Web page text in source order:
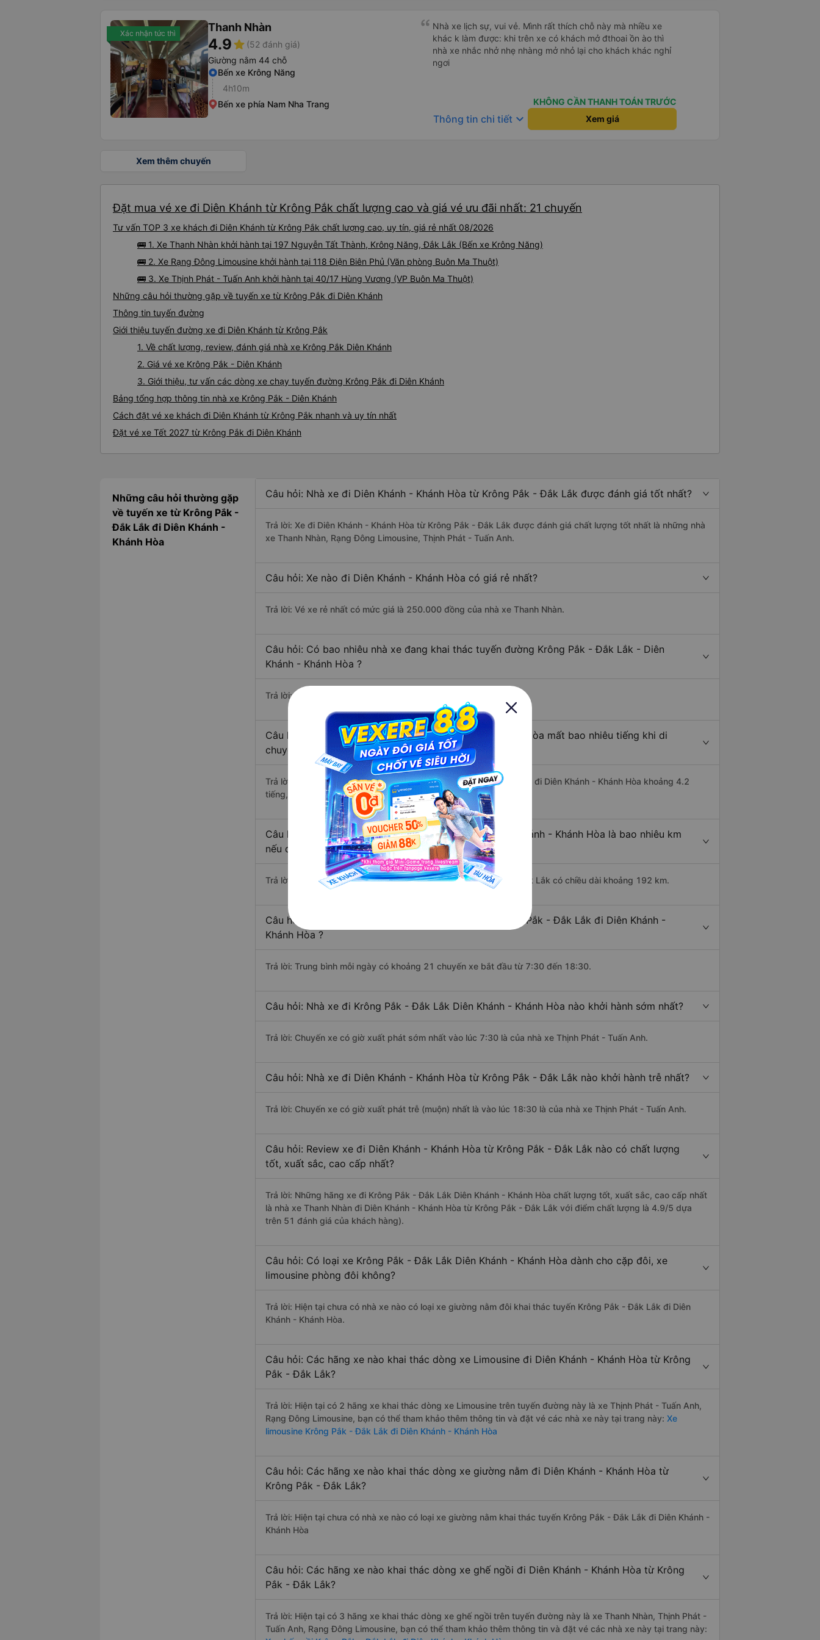
lớn: lịch sự, thân thiện và hỗ trợ khách khá chu đáo, từ việc
hướng dẫn lên xuống xe đến nhắc nhở điểm dừng. Nhìn
chung, Thịnh Phát – Tuấn Anh là một nhà xe có chất lượng
ổn định, dịch vụ tốt, phù hợp để lựa chọn cho những chuyến
Xác nhận tức thì Thanh Nhàn
4.9star (52 đánh giá)
Giường nằm 44 chỗ
Bến xe Krông Năng
4h10m
Bến xe phía Nam Nha Trang
Nhà xe lịch sự, vui vẻ. Mình rất thích chỗ này mà nhiều xe
khác k làm được: khi trên xe có khách mở đthoai ồn ào thì
nhà xe nhắc nhở nhẹ nhàng mở nhỏ lại cho khách khác nghỉ
ngơi
KHÔNG CẦN THANH TOÁN TRƯỚC
Thông tin chi tiết keyboard_arrow_down Xem giá
Xem thêm chuyến
Đặt mua vé xe đi Diên Khánh từ Krông Pắk chất lượng cao và giá vé ưu đãi nhất: 21 chuyến
Tư vấn TOP 3 xe khách đi Diên Khánh từ Krông Pắk chất lượng cao, uy tín, giá rẻ nhất 08/2026
🚌 1. Xe Thanh Nhàn khởi hành tại 197 Nguyễn Tất Thành, Krông Năng, Đắk Lắk (Bến xe Krông Năng)
🚌 2. Xe Rạng Đông Limousine khởi hành tại 118 Điện Biên Phủ (Văn phòng Buôn Ma Thuột)
🚌 3. Xe Thịnh Phát - Tuấn Anh khởi hành tại 40/17 Hùng Vương (VP Buôn Ma Thuột)
Những câu hỏi thường gặp về tuyến xe từ Krông Pắk đi Diên Khánh
Thông tin tuyến đường
Giới thiệu tuyến đường xe đi Diên Khánh từ Krông Pắk
1. Về chất lượng, review, đánh giá nhà xe Krông Pắk Diên Khánh
2. Giá vé xe Krông Pắk - Diên Khánh
3. Giới thiệu, tư vấn các dòng xe chạy tuyến đường Krông Pắk đi Diên Khánh
Bảng tổng hợp thông tin nhà xe Krông Pắk - Diên Khánh
Cách đặt vé xe khách đi Diên Khánh từ Krông Pắk nhanh và uy tín nhất
Đặt vé xe Tết 2027 từ Krông Pắk đi Diên Khánh
Những câu hỏi thường gặp
về tuyến xe từ Krông Pắk -
Đắk Lắk đi Diên Khánh -
Khánh Hòa
Câu hỏi: Nhà xe đi Diên Khánh - Khánh Hòa từ Krông Pắk - Đắk Lắk được đánh giá tốt nhất?
Trả lời: Xe đi Diên Khánh - Khánh Hòa từ Krông Pắk - Đắk Lắk được đánh giá chất lượng tốt nhất là những nhà
xe Thanh Nhàn, Rạng Đông Limousine, Thịnh Phát - Tuấn Anh.
Câu hỏi: Xe nào đi Diên Khánh - Khánh Hòa có giá rẻ nhất?
Trả lời: Vé xe rẻ nhất có mức giá là 250.000 đồng của nhà xe Thanh Nhàn.
Câu hỏi: Có bao nhiêu nhà xe đang khai thác tuyến đường Krông Pắk - Đắk Lắk - Diên
Khánh - Khánh Hòa ?
Trả lời: Hiện tại có 3 nhà xe khai thác tuyến đường.
Câu hỏi: Từ Krông Pắk - Đắk Lắk đi Diên Khánh - Khánh Hòa mất bao nhiêu tiếng khi di
chuyển bằng xe khách?
Trả lời: Thời gian di chuyển bằng xe khách từ Krông Pắk - Đắk Lắk đi Diên Khánh - Khánh Hòa khoảng 4.2
tiếng, nếu mật độ giao thông thuận lợi.
Câu hỏi: Khoảng cách từ Krông Pắk - Đắk Lắk đi Diên Khánh - Khánh Hòa là bao nhiêu km
nếu di chuyển bằng xe khách?
Trả lời: Đoạn đường đi Diên Khánh - Khánh Hòa từ Krông Pắk - Đắk Lắk có chiều dài khoảng 192 km.
Câu hỏi: Mỗi ngày có bao nhiêu chuyến xe khách Krông Pắk - Đắk Lắk đi Diên Khánh -
Khánh Hòa ?
Trả lời: Trung bình mỗi ngày có khoảng 21 chuyến xe bắt đầu từ 7:30 đến 18:30.
Câu hỏi: Nhà xe đi Krông Pắk - Đắk Lắk Diên Khánh - Khánh Hòa nào khởi hành sớm nhất?
Trả lời: Chuyến xe có giờ xuất phát sớm nhất vào lúc 7:30 là của nhà xe Thịnh Phát - Tuấn Anh.
Câu hỏi: Nhà xe đi Diên Khánh - Khánh Hòa từ Krông Pắk - Đắk Lắk nào khởi hành trễ nhất?
Trả lời: Chuyến xe có giờ xuất phát trễ (muộn) nhất là vào lúc 18:30 là của nhà xe Thịnh Phát - Tuấn Anh.
Câu hỏi: Review xe đi Diên Khánh - Khánh Hòa từ Krông Pắk - Đắk Lắk nào có chất lượng
tốt, xuất sắc, cao cấp nhất?
Trả lời: Những hãng xe đi Krông Pắk - Đắk Lắk Diên Khánh - Khánh Hòa chất lượng tốt, xuất sắc, cao cấp nhất
là nhà xe Thanh Nhàn đi Diên Khánh - Khánh Hòa từ Krông Pắk - Đắk Lắk với điểm chất lượng là 4.9/5 dựa
trên 51 đánh giá của khách hàng).
Câu hỏi: Có loại xe Krông Pắk - Đắk Lắk Diên Khánh - Khánh Hòa dành cho cặp đôi, xe
limousine phòng đôi không?
Trả lời: Hiện tại chưa có nhà xe nào có loại xe giường nằm đôi khai thác tuyến Krông Pắk - Đắk Lắk đi Diên
Khánh - Khánh Hòa.
Câu hỏi: Các hãng xe nào khai thác dòng xe Limousine đi Diên Khánh - Khánh Hòa từ Krông
Pắk - Đắk Lắk?
Trả lời: Hiện tại có 2 hãng xe khai thác dòng xe Limousine trên tuyến đường này là xe Thịnh Phát - Tuấn Anh,
Rạng Đông Limousine, bạn có thể tham khảo thêm thông tin và đặt vé các nhà xe này tại trang này: Xe
limousine Krông Pắk - Đắk Lắk đi Diên Khánh - Khánh Hòa
Câu hỏi: Các hãng xe nào khai thác dòng xe giường nằm đi Diên Khánh - Khánh Hòa từ
Krông Pắk - Đắk Lắk?
Trả lời: Hiện tại chưa có nhà xe nào có loại xe giường nằm khai thác tuyến Krông Pắk - Đắk Lắk đi Diên Khánh -
Khánh Hòa
Câu hỏi: Các hãng xe nào khai thác dòng xe ghế ngồi đi Diên Khánh - Khánh Hòa từ Krông
Pắk - Đắk Lắk?
Trả lời: Hiện tại có 3 hãng xe khai thác dòng xe ghế ngồi trên tuyến đường này là xe Thanh Nhàn, Thịnh Phát -
Tuấn Anh, Rạng Đông Limousine, bạn có thể tham khảo thêm thông tin và đặt vé các nhà xe này tại trang này: